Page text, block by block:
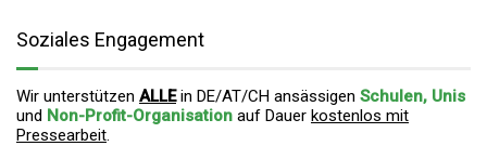
Soziales Engagement
Wir unterstützen ALLEin DE/AT/CH ansässigen Schulen, Unis
und Non-Profit-Organisation auf Dauer kostenlos mit
Pressearbeit.